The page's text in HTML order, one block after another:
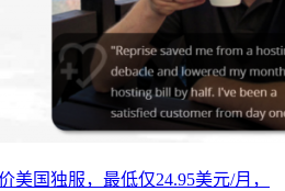
美国独服，最低仅24.95美元/月，